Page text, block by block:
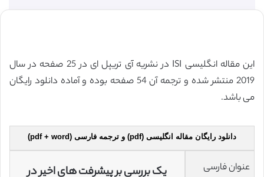
این مقاله انگلیسی ISI در نشریه آی تریپل ای در 25 صفحه در سال
2019 منتشر شده و ترجمه آن 54 صفحه بوده و آماده دانلود رایگان
می باشد.
دانلود رایگان مقاله انگلیسی (pdf) و ترجمه فارسی (pdf + word)
عنوان فارسی
یک بررسی بر پیشرفت های اخیر در